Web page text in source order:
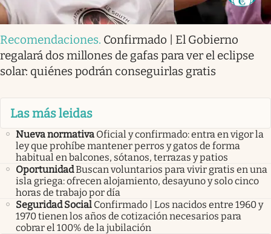
Recomendaciones. Confirmado | El Gobierno
regalará dos millones de gafas para ver el eclipse
solar: quiénes podrán conseguirlas gratis
Las más leidas
Nueva normativa Oficial y confirmado: entra en vigor la
ley que prohíbe mantener perros y gatos de forma
habitual en balcones, sótanos, terrazas y patios
OportunidadBuscan voluntarios para vivir gratis en una
isla griega: ofrecen alojamiento, desayuno y solo cinco
horas de trabajo por día
Seguridad Social Confirmado | Los nacidos entre 1960 y
1970 tienen los años de cotización necesarios para
cobrar el 100% de la jubilación